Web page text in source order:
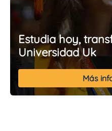
Estudia hoy,
Universidad Uk
Más